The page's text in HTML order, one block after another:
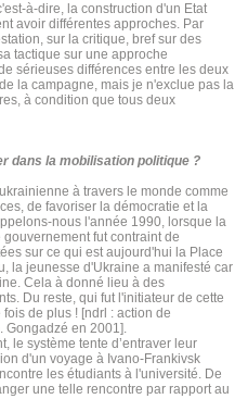
à-dire, la construction d'un Etat
avoir différentes approches. Par
sur la critique, bref sur des
tactique sur une approche
sérieuses différences entre les deux
la campagne, mais je n'exclue pas la
à condition que tous deux
dans la mobilisation politique ?
à travers le monde comme
de favoriser la démocratie et la
nous l'année 1990, lorsque la
fut contraint de
sur ce qui est aujourd'hui la Place
la jeunesse d'Ukraine a manifesté car
Cela à donné lieu à des
Du reste, qui fut l'initiateur de cette
de plus ! [ndrl : action de
Gongadzé en 2001].
le système tente d’entraver leur
d'un voyage à Ivano-Frankivsk
les étudiants à l'université. De
une telle rencontre par rapport au